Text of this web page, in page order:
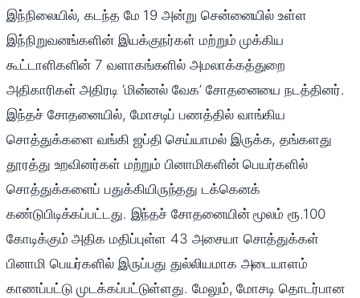
இந்நிலையில், கடந்த மே 19 அன்று சென்னையில் உள்ள
இந்நிறுவனங்களின் இயக்குநர்கள் மற்றும் முக்கிய
கூட்டாளிகளின் 7 வளாகங்களில் அமலாக்கத்துறை
அதிகாரிகள் அதிரடி ‘மின்னல் வேக’ சோதனையை நடத்தினர்.
இந்தச் சோதனையில், மோசடிப் பணத்தில் வாங்கிய
சொத்துக்களை வங்கி ஜப்தி செய்யாமல் இருக்க, தங்களது
தூரத்து உறவினர்கள் மற்றும் பினாமிகளின் பெயர்களில்
சொத்துக்களைப் பதுக்கியிருந்தது டக்கெனக்
கண்டுபிடிக்கப்பட்டது. இந்தச் சோதனையின் மூலம் ரூ.100
கோடிக்கும் அதிக மதிப்புள்ள 43 அசையா சொத்துக்கள்
பினாமி பெயர்களில் இருப்பது துல்லியமாக அடையாளம்
காணப்பட்டு முடக்கப்பட்டுள்ளது. மேலும், மோசடி தொடர்பான